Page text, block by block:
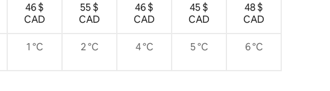
46 $
CAD
55 $
CAD
46 $
CAD
45 $
CAD
48 $
CAD
1 °C 2 °C 4 °C 5 °C 6 °C